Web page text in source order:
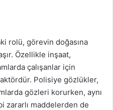
rolü, görevin doğasına
Özellikle inşaat,
çalışanlar için
Polisiye gözlükler,
gözleri korurken, aynı
zararlı maddelerden de